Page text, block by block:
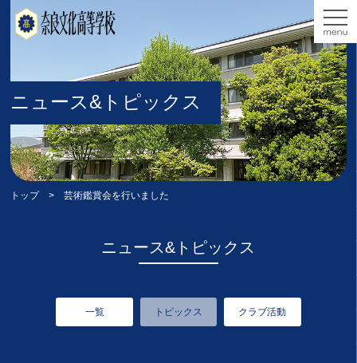
ニュース&トピックス
トップ> 芸術鑑賞会を行いました
ニュース&トピックス
一覧 トピックス クラブ活動